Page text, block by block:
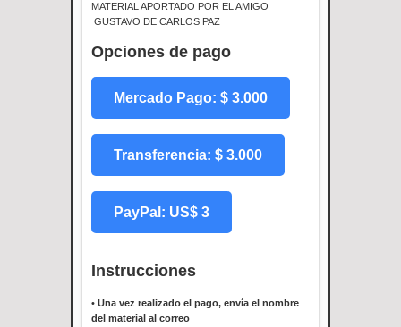
MATERIAL APORTADO POR EL AMIGO
GUSTAVO DE CARLOS PAZ
Opciones de pago
Mercado Pago: $ 3.000
Transferencia: $ 3.000
PayPal: US$ 3
Instrucciones
• Una vez realizado el pago, envía el nombre
del material al correo